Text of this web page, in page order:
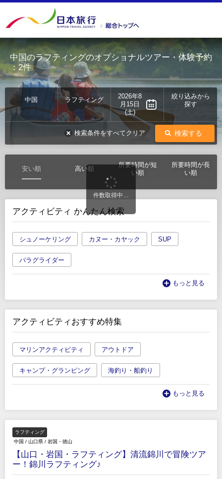
中国のラフティングのオプショナルツアー・体験予約
：2件
中国 ラフティング
2026年8
月15日
(土)
絞り込みから
探す
検索する
検索条件をすべてクリア
件数取得中…
安い順 高い順
所要時間が短
い順
所要時間が長
い順
アクティビティ かんたん検索
シュノーケリング カヌー・カヤック SUP
パラグライダー
もっと見る
アクティビティおすすめ特集
マリンアクティビティ アウトドア
キャンプ・グランピング 海釣り・船釣り
もっと見る
ラフティング
中国 / 山口県 / 岩国・徳山
【山口・岩国・ラフティング】清流錦川で冒険ツア
ー！錦川ラフティング♪